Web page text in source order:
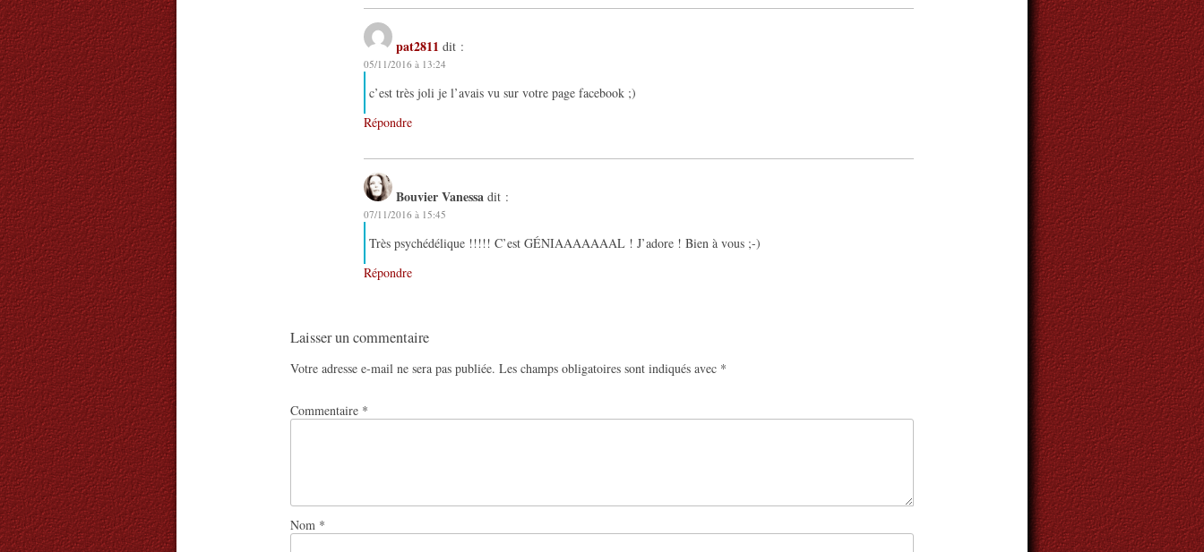
pat2811 dit :
05/11/2016 à 13:24
c’est très joli je l’avais vu sur votre page facebook ;)
Répondre
Bouvier Vanessa dit :
07/11/2016 à 15:45
Très psychédélique !!!!! C’est GÉNIAAAAAAAL ! J’adore ! Bien à vous ;-)
Répondre
Laisser un commentaire
Votre adresse e-mail ne sera pas publiée. Les champs obligatoires sont indiqués avec *
Commentaire *
Nom *